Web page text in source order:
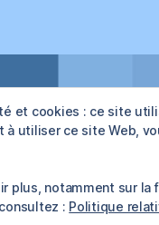
et cookies : ce site
à utiliser ce site Web,
plus, notamment sur la
: Politique